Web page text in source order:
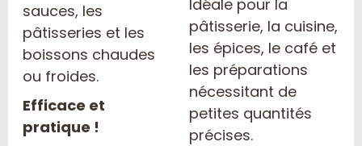
sauces, les
pâtisseries et les
boissons chaudes
ou froides.
Efficace et
pratique !
Idéale pour la
pâtisserie, la cuisine,
les épices, le café et
les préparations
nécessitant de
petites quantités
précises.